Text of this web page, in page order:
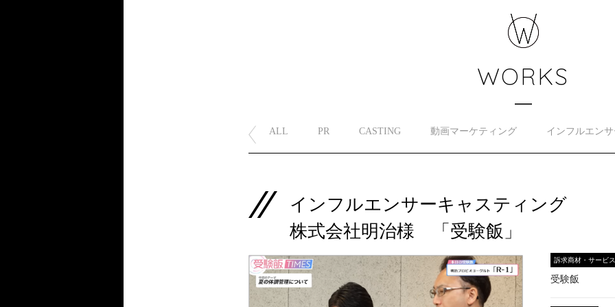
WORKS
ALL PR CASTING 動画マーケティング インフルエン
インフルエンサーキャスティング
株式会社明治様 「受験飯」
訴求商材・サービス
受験飯